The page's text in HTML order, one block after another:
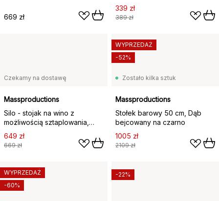
669 zł
339 zł
389 zł
Czekamy na dostawę
Massproductions
Silo - stojak na wino z
możliwością sztaplowania,
Jesion bejcowany na czarno
649 zł
669 zł
Zostało kilka sztuk
Massproductions
Stołek barowy 50 cm, Dąb
bejcowany na czarno
1005 zł
2109 zł
WYPRZEDAŻ
-52%
WYPRZEDAŻ
-60%
-22%